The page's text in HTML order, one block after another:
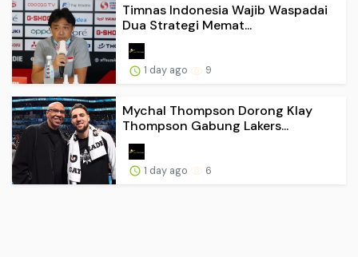
Timnas Indonesia Wajib Waspadai
Dua Strategi Memat...
1 day ago 9
Mychal Thompson Dorong Klay
Thompson Gabung Lakers...
1 day ago 6